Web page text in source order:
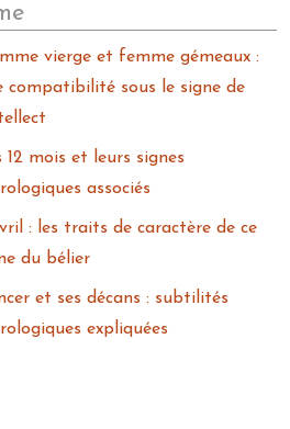
vierge et femme gémeaux :
compatibilité sous le signe de
12 mois et leurs signes
associés
: les traits de caractère de ce
du bélier
et ses décans : subtilités
expliquées